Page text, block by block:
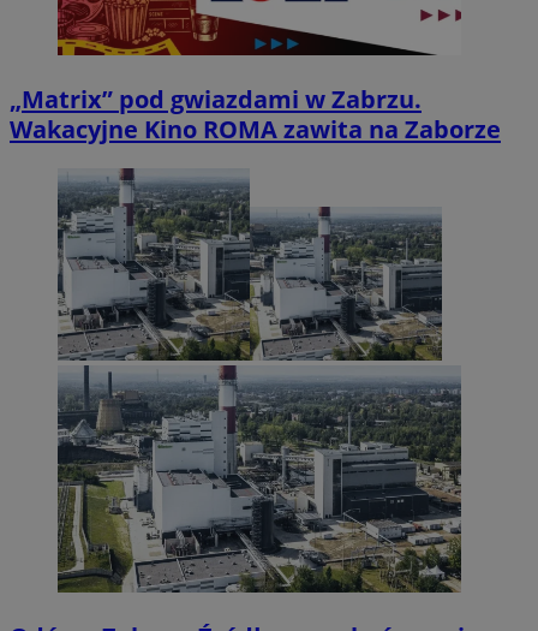
„Matrix” pod gwiazdami w Zabrzu.
Wakacyjne Kino ROMA zawita na Zaborze